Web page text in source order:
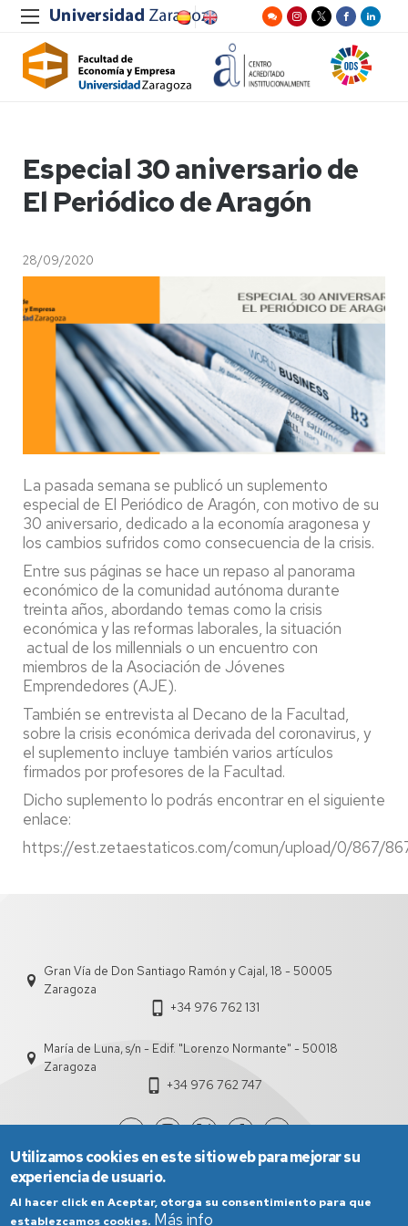
Especial 30 aniversario de
El Periódico de Aragón
28/09/2020
La pasada semana se publicó un suplemento
especial de El Periódico de Aragón, con motivo de su
30 aniversario, dedicado a la economía aragonesa y
los cambios sufridos como consecuencia de la crisis.
Entre sus páginas se hace un repaso al panorama
económico de la comunidad autónoma durante
treinta años, abordando temas como la crisis
económica y las reformas laborales, la situación
actual de los millennials o un encuentro con
miembros de la Asociación de Jóvenes
Emprendedores (AJE).
También se entrevista al Decano de la Facultad,
sobre la crisis económica derivada del coronavirus, y
el suplemento incluye también varios artículos
firmados por profesores de la Facultad.
Dicho suplemento lo podrás encontrar en el siguiente
enlace:
https://est.zetaestaticos.com/comun/upload/0/867/
Gran Vía de Don Santiago Ramón y Cajal, 18 - 50005
Zaragoza
+34 976 762 131
María de Luna, s/n - Edif. "Lorenzo Normante" - 50018
Zaragoza
+34 976 762 747
Utilizamos cookies en este sitio web para mejorar su
experiencia de usuario.
Al hacer click en Aceptar, otorga su consentimiento para que
establezcamos cookies. Más info